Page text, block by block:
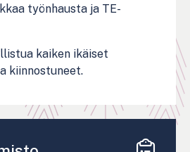
työnhausta ja TE-
kaiken ikäiset
kiinnostuneet.